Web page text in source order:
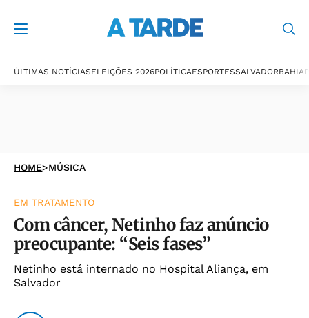
ÚLTIMAS NOTÍCIASELEIÇÕES 2026POLÍTICAESPORTESSALVADORBAHIA
HOME>MÚSICA
EM TRATAMENTO
Com câncer, Netinho faz anúncio
preocupante: “Seis fases”
Netinho está internado no Hospital Aliança, em
Salvador